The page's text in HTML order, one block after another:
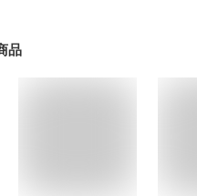
品